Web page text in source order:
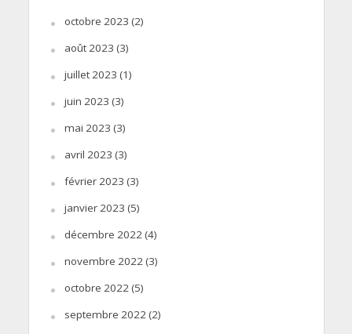
octobre 2023 (2)
août 2023 (3)
juillet 2023 (1)
juin 2023 (3)
mai 2023 (3)
avril 2023 (3)
février 2023 (3)
janvier 2023 (5)
décembre 2022(4)
novembre 2022(3)
octobre 2022(5)
septembre 2022(2)